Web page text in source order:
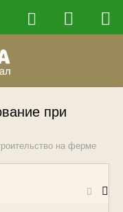
при
на ферме